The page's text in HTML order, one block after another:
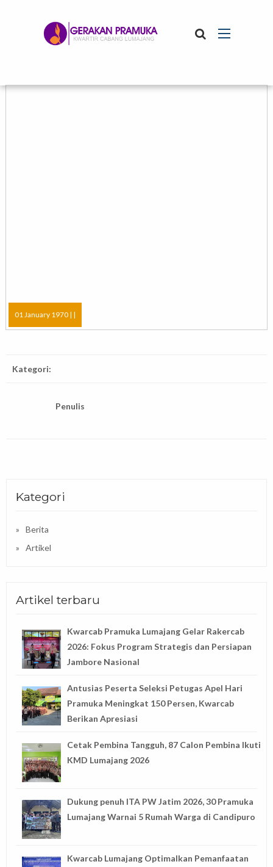
01 January 1970 | |
Kategori:
Penulis
Kategori
Berita
Artikel
Artikel terbaru
Kwarcab Pramuka Lumajang Gelar Rakercab
2026: Fokus Program Strategis dan Persiapan
Jambore Nasional
Antusias Peserta Seleksi Petugas Apel Hari
Pramuka Meningkat 150 Persen, Kwarcab
Berikan Apresiasi
Cetak Pembina Tangguh, 87 Calon Pembina Ikuti
KMD Lumajang 2026
Dukung penuh ITA PW Jatim 2026, 30 Pramuka
Lumajang Warnai 5 Rumah Warga di Candipuro
Kwarcab Lumajang Optimalkan Pemanfaatan